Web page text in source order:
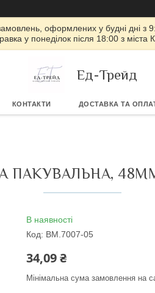
оформлених у будні дні з
у понеділок після 18:00 з
Ед-Трейд
КОНТАКТИ ДОСТАВКА ТА
ПАКУВАЛЬНА,
В наявності
Код: BM.7007-05
34,09 ₴
Мінімальна сума замовлення на